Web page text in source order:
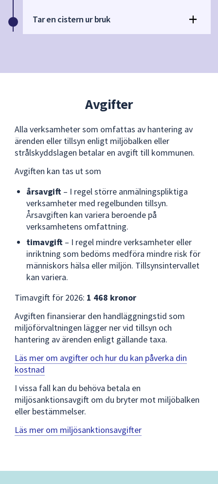
Tar en cistern ur bruk
Avgifter
Alla verksamheter som omfattas av hantering av
ärenden eller tillsyn enligt miljöbalken eller
strålskyddslagen betalar en avgift till kommunen.
Avgiften kan tas ut som
årsavgift – I regel större anmälningspliktiga
verksamheter med regelbunden tillsyn.
Årsavgiften kan variera beroende på
verksamhetens omfattning.
timavgift – I regel mindre verksamheter eller
inriktning som bedöms medföra mindre risk för
människors hälsa eller miljön. Tillsynsintervallet
kan variera.
Timavgift för 2026: 1 468 kronor
Avgiften finansierar den handläggningstid som
miljöförvaltningen lägger ner vid tillsyn och
hantering av ärenden enligt gällande taxa.
Läs mer om avgifter och hur du kan påverka din
kostnad
I vissa fall kan du behöva betala en
miljösanktionsavgift om du bryter mot miljöbalken
eller bestämmelser.
Läs mer om miljösanktionsavgifter